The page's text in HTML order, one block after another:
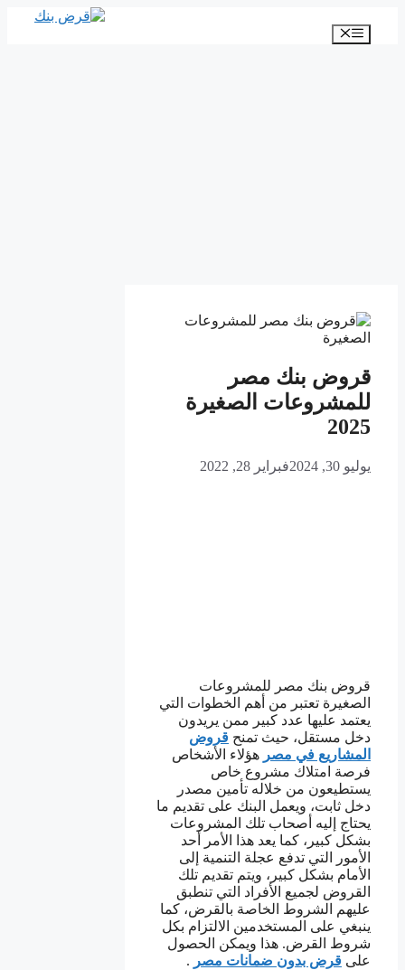
المحتوى
القائمة
قروض بنك مصر
للمشروعات الصغيرة
2025
يوليو 30, 2024 فبراير 28, 2022
قروض بنك مصر للمشروعات
الصغيرة تعتبر من أهم الخطوات التي
يعتمد عليها عدد كبير ممن يريدون
دخل مستقل، حيث تمنح قروض
المشاريع في مصر هؤلاء الأشخاص
فرصة امتلاك مشروع خاص
يستطيعون من خلاله تأمين مصدر
دخل ثابت، ويعمل البنك على تقديم ما
يحتاج إليه أصحاب تلك المشروعات
بشكل كبير، كما يعد هذا الأمر أحد
الأمور التي تدفع عجلة التنمية إلى
الأمام بشكل كبير، ويتم تقديم تلك
القروض لجميع الأفراد التي تنطبق
عليهم الشروط الخاصة بالقرض، كما
ينبغي على المستخدمين الالتزام بكل
شروط القرض. هذا ويمكن الحصول
على قرض بدون ضمانات مصر .